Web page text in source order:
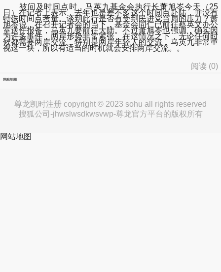
被问及时间点时，马英九基金会执行长萧旭岑今天（25
日）在记者上表示，去年也是差不多这个时间点赴陆，并没有
特殊时间点考量。谈到此行是否有受到民进党当局的压力？萧
旭岑说，在召开记者会的当下，基金会同仁已前往蔡英文办公
室送件报备，马英九要前往大陆。不过萧旭岑也强调，确实因
为许多事件，两岸形势非常紧张，在这情况之下，无论任何时
候都需要两岸交流，特别是两岸年轻人的交流，马英九非常重
视这一块，所以有适当的时机就会安排两岸交流。。
阅读 (0)
网站地图
尊龙凯时注册 copyright © 2023 sohu all rights reserved
搜狐公司-jhwslwsdkwsvwp-尊龙官方平台的版权所有
网站地图